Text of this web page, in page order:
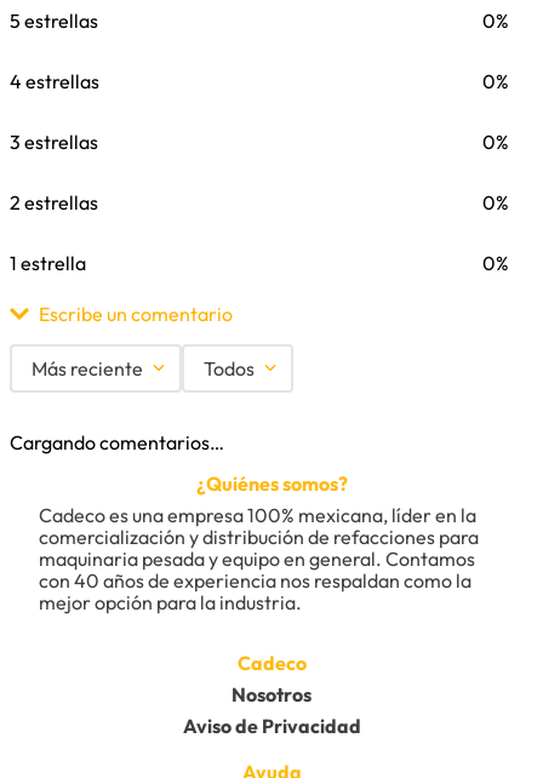
5 estrellas 0%
4 estrellas 0%
3 estrellas 0%
2 estrellas 0%
1 estrella 0%
Escribe un comentario
Califica el producto de 1 a 5 estrellas
★★★★★
Dirección de email
Más reciente Todos
Cargando comentarios…
¿Quiénes somos?
Cadeco es una empresa 100% mexicana, líder en la
comercialización y distribución de refacciones para
maquinaria pesada y equipo en general. Contamos
con 40 años de experiencia nos respaldan como la
mejor opción para la industria.
Cadeco
Nosotros
Aviso de Privacidad
Ayuda